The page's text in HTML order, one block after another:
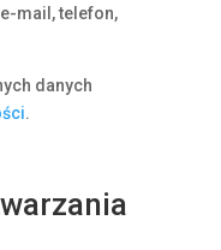
mail, telefon,
danych
.